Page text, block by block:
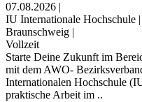
07.08.2026 |
IU Internationale Hochschule |
Braunschweig |
Vollzeit
Starte Deine Zukunft im
mit dem AWO-
Internationalen Hochschule
praktische Arbeit im ..